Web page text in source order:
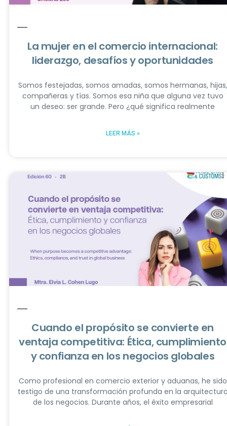
​​La mujer en el comercio internacional:
liderazgo, desafíos y oportunidades
Somos festejadas, somos amadas, somos hermanas, hijas,
compañeras y tías. Somos esa niña que alguna vez tuvo
un deseo: ser grande. Pero ¿qué significa realmente
LEER MÁS »
Cuando el propósito se convierte en
ventaja competitiva: Ética, cumplimiento
y confianza en los negocios globales
Como profesional en comercio exterior y aduanas, he sido
testigo de una transformación profunda en la
de los negocios. Durante años, el éxito empresarial